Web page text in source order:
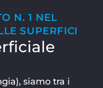
N. 1 NEL
SUPERFICI
siamo tra i